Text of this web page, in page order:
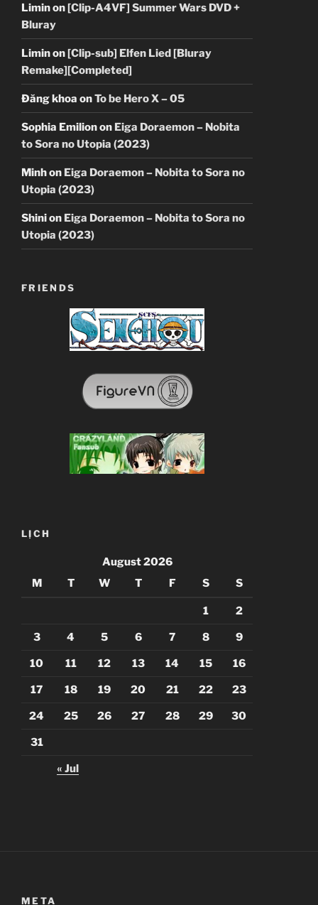
Liminon[Clip-A4VF] Summer Wars DVD +
Bluray
Liminon[Clip-sub] Elfen Lied [Bluray
Remake][Completed]
Đăng khoa onTo be Hero X – 05
Sophia Emilionon Eiga Doraemon – Nobita
to Sora no Utopia (2023)
Minhon Eiga Doraemon – Nobita to Sora no
Utopia (2023)
Shinion Eiga Doraemon – Nobita to Sora no
Utopia (2023)
FRIENDS
LỊCH
August 2026
M
T W T F S S
1 2
3 4 5 6 7 8 9
10 11 12 13 14 15 16
17 18 19 20 21 22 23
24 25 26 27 28 29 30
31
« Jul
META